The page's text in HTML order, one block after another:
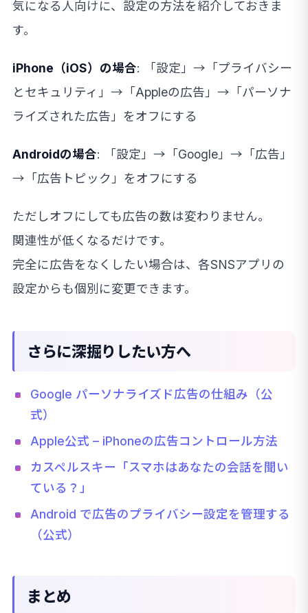
気になる人向けに、設定の方法を紹介しておきま
す。
iPhone（iOS）の場合: 「設定」→「プライバシー
とセキュリティ」→「Appleの広告」→「パーソナ
ライズされた広告」をオフにする
Androidの場合: 「設定」→「Google」→「広告」
→「広告トピック」をオフにする
ただしオフにしても広告の数は変わりません。
関連性が低くなるだけです。
完全に広告をなくしたい場合は、各SNSアプリの
設定からも個別に変更できます。
さらに深掘りしたい方へ
Google パーソナライズド広告の仕組み（公
式）
Apple公式 – iPhoneの広告コントロール方法
カスペルスキー「スマホはあなたの会話を聞い
ている？」
Android で広告のプライバシー設定を管理する
（公式）
まとめ